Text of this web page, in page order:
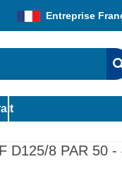
Entreprise
D125/8 PAR 50